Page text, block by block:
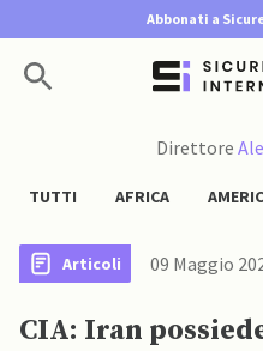
Abbonati a
Direttore
TUTTI AFRICA
Articoli 09 Maggio
CIA: Iran